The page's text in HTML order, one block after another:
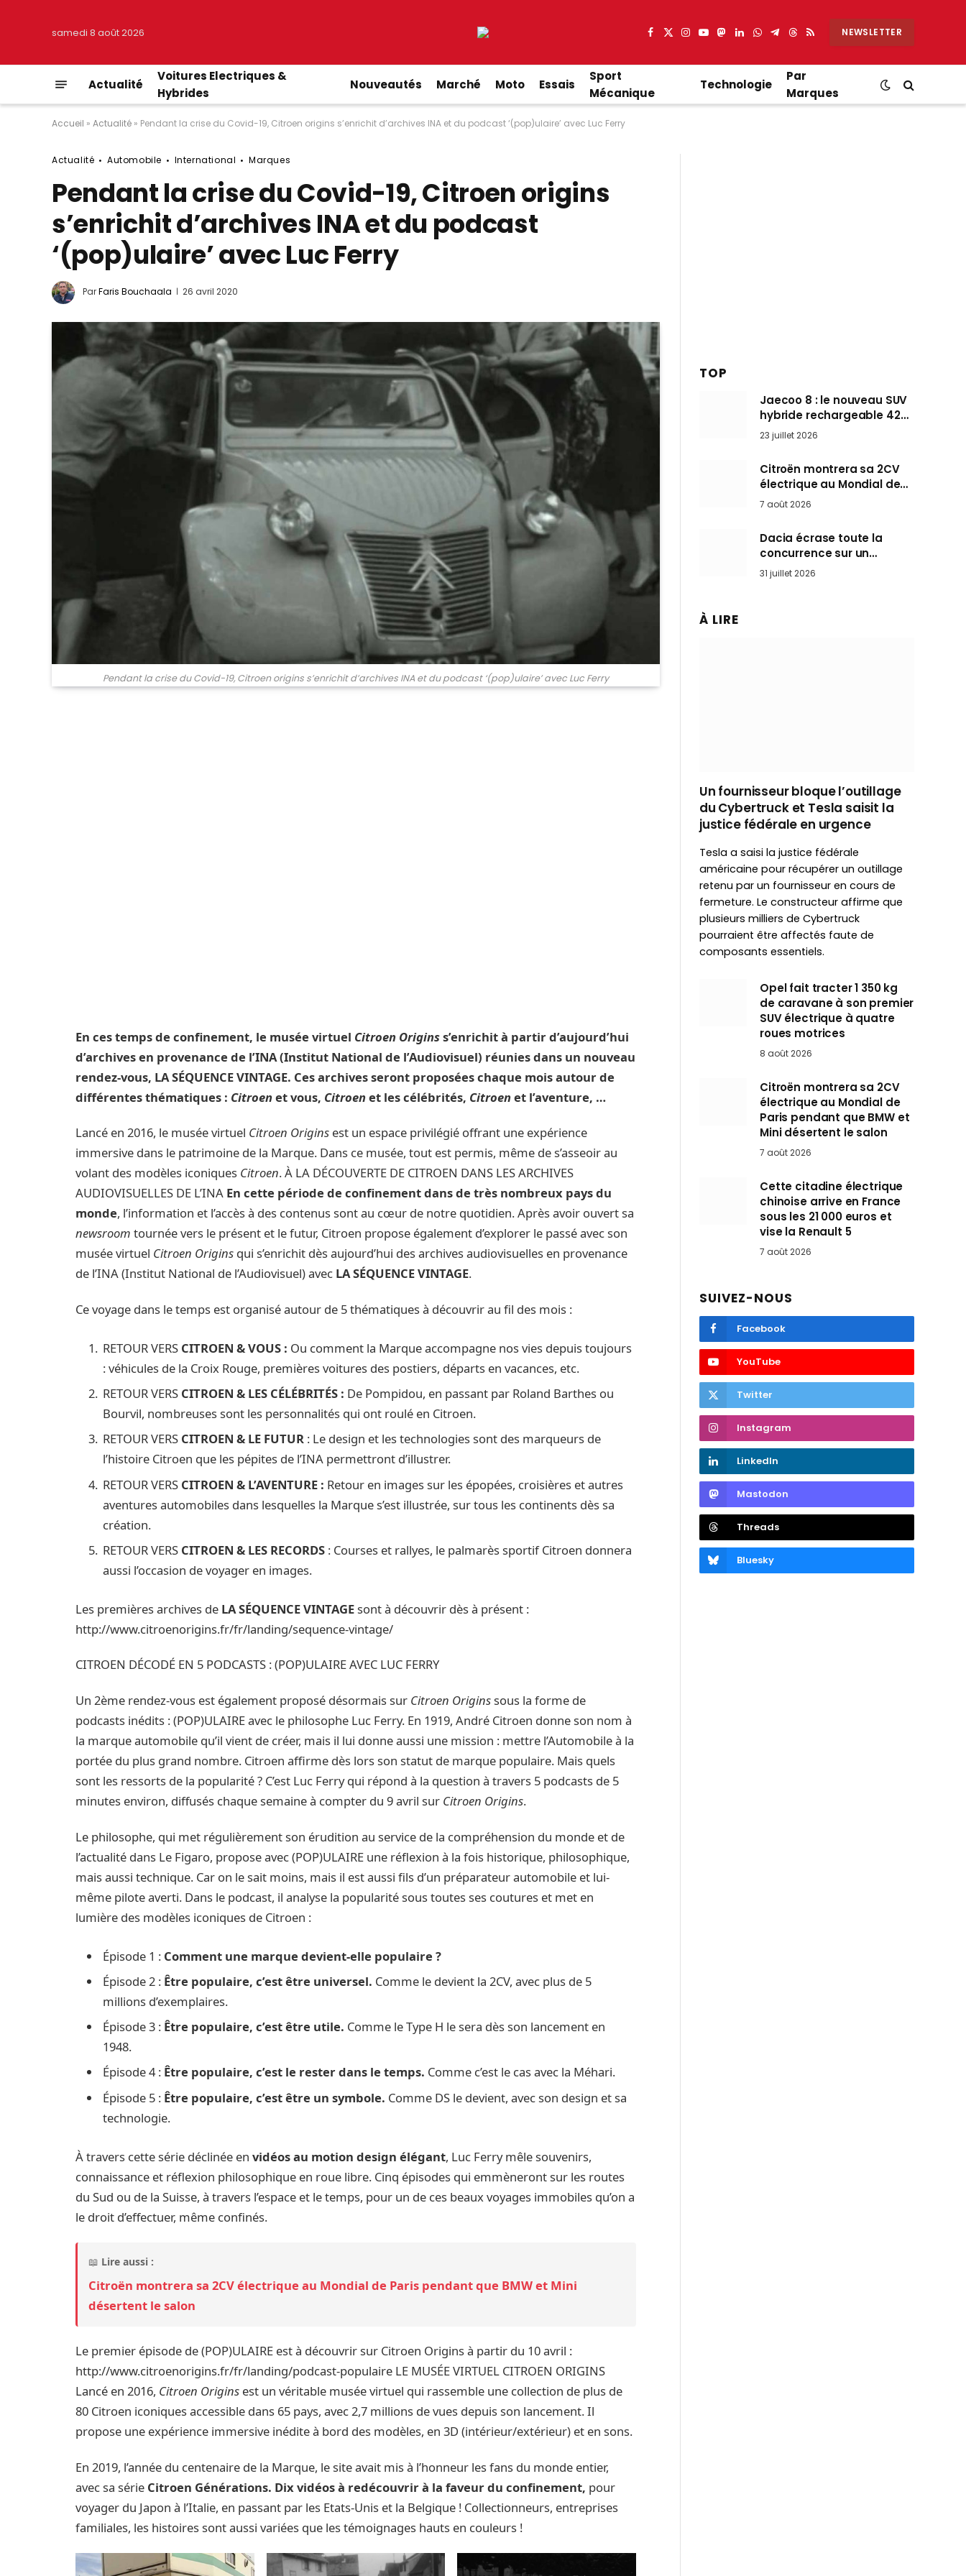
samedi 8 août 2026 Facebook
X
Instagram
YouTube
Mastodon
LinkedIn
WhatsApp
Partager
Telegram
Threads
RSS NEWSLETTER
Actualité
Voitures Electriques &
Hybrides
Nouveautés Marché Moto Essais
Sport
Mécanique
Technologie
Par
Marques
Accueil » Actualité » Pendant la crise du Covid-19, Citroen origins s’enrichit d’archives INA et du podcast ‘(pop)ulaire’ avec Luc Ferry
Actualité Automobile International Marques
Pendant la crise du Covid-19, Citroen origins
s’enrichit d’archives INA et du podcast
‘(pop)ulaire’ avec Luc Ferry
ParFaris Bouchaala 26 avril 2020
Pendant la crise du Covid-19, Citroen origins s’enrichit d’archives INA et du podcast ‘(pop)ulaire’ avec Luc Ferry
En ces temps de confinement, le musée virtuel Citroen Originss’enrichit à partir d’aujourd’hui
d’archives en provenance de l’INA (Institut National de l’Audiovisuel) réunies dans un nouveau
rendez-vous, LA SÉQUENCE VINTAGE. Ces archives seront proposées chaque mois autour de
différentes thématiques : Citroenet vous, Citroenet les célébrités, Citroenet l’aventure, …
Lancé en 2016, le musée virtuel Citroen Origins est un espace privilégié offrant une expérience
immersive dans le patrimoine de la Marque. Dans ce musée, tout est permis, même de s’asseoir au
volant des modèles iconiques Citroen. À LA DÉCOUVERTE DE CITROEN DANS LES ARCHIVES
AUDIOVISUELLES DE L’INA En cette période de confinement dans de très nombreux pays du
monde, l’information et l’accès à des contenus sont au cœur de notre quotidien. Après avoir ouvert sa
newsroomtournée vers le présent et le futur, Citroen propose également d’explorer le passé avec son
musée virtuel Citroen Origins qui s’enrichit dès aujourd’hui des archives audiovisuelles en provenance
de l’INA (Institut National de l’Audiovisuel) avec LA SÉQUENCE VINTAGE.
Ce voyage dans le temps est organisé autour de 5 thématiques à découvrir au fil des mois :
RETOUR VERS CITROEN & VOUS : Ou comment la Marque accompagne nos vies depuis toujours
: véhicules de la Croix Rouge, premières voitures des postiers, départs en vacances, etc.
RETOUR VERS CITROEN & LES CÉLÉBRITÉS : De Pompidou, en passant par Roland Barthes ou
Bourvil, nombreuses sont les personnalités qui ont roulé en Citroen.
RETOUR VERS CITROEN & LE FUTUR : Le design et les technologies sont des marqueurs de
l’histoire Citroen que les pépites de l’INA permettront d’illustrer.
RETOUR VERS CITROEN & L’AVENTURE : Retour en images sur les épopées, croisières et autres
aventures automobiles dans lesquelles la Marque s’est illustrée, sur tous les continents dès sa
création.
RETOUR VERS CITROEN & LES RECORDS : Courses et rallyes, le palmarès sportif Citroen donnera
aussi l’occasion de voyager en images.
Les premières archives de LA SÉQUENCE VINTAGEsont à découvrir dès à présent :
http://www.citroenorigins.fr/fr/landing/sequence-vintage/
CITROEN DÉCODÉ EN 5 PODCASTS : (POP)ULAIRE AVEC LUC FERRY
Un 2ème rendez-vous est également proposé désormais sur Citroen Originssous la forme de
podcasts inédits : (POP)ULAIRE avec le philosophe Luc Ferry. En 1919, André Citroen donne son nom à
la marque automobile qu’il vient de créer, mais il lui donne aussi une mission : mettre l’Automobile à la
portée du plus grand nombre. Citroen affirme dès lors son statut de marque populaire. Mais quels
sont les ressorts de la popularité ? C’est Luc Ferry qui répond à la question à travers 5 podcasts de 5
minutes environ, diffusés chaque semaine à compter du 9 avril sur Citroen Origins.
Le philosophe, qui met régulièrement son érudition au service de la compréhension du monde et de
l’actualité dans Le Figaro, propose avec (POP)ULAIRE une réflexion à la fois historique, philosophique,
mais aussi technique. Car on le sait moins, mais il est aussi fils d’un préparateur automobile et lui-
même pilote averti. Dans le podcast, il analyse la popularité sous toutes ses coutures et met en
lumière des modèles iconiques de Citroen :
Épisode 1 : Comment une marque devient-elle populaire ?
Épisode 2 : Être populaire, c’est être universel. Comme le devient la 2CV, avec plus de 5
millions d’exemplaires.
Épisode 3 : Être populaire, c’est être utile. Comme le Type H le sera dès son lancement en
1948.
Épisode 4 : Être populaire, c’est le rester dans le temps. Comme c’est le cas avec la Méhari.
Épisode 5 : Être populaire, c’est être un symbole. Comme DS le devient, avec son design et sa
technologie.
À travers cette série déclinée envidéos au motion design élégant, Luc Ferry mêle souvenirs,
connaissance et réflexion philosophique en roue libre. Cinq épisodes qui emmèneront sur les routes
du Sud ou de la Suisse, à travers l’espace et le temps, pour un de ces beaux voyages immobiles qu’on a
le droit d’effectuer, même confinés.
📖 Lire aussi :
Citroën montrera sa 2CV électrique au Mondial de Paris pendant que BMW et Mini
désertent le salon
Le premier épisode de (POP)ULAIRE est à découvrir sur Citroen Origins à partir du 10 avril :
http://www.citroenorigins.fr/fr/landing/podcast-populaire LE MUSÉE VIRTUEL CITROEN ORIGINS
Lancé en 2016, Citroen Origins est un véritable musée virtuel qui rassemble une collection de plus de
80 Citroen iconiques accessible dans 65 pays, avec 2,7 millions de vues depuis son lancement. Il
propose une expérience immersive inédite à bord des modèles, en 3D (intérieur/extérieur) et en sons.
En 2019, l’année du centenaire de la Marque, le site avait mis à l’honneur les fans du monde entier,
avec sa série Citroen Générations. Dix vidéos à redécouvrir à la faveur du confinement, pour
voyager du Japon à l’Italie, en passant par les Etats-Unis et la Belgique ! Collectionneurs, entreprises
familiales, les histoires sont aussi variées que les témoignages hauts en couleurs !
TOP
Jaecoo 8 : le nouveau SUV
hybride rechargeable 428
ch qui vise l’Audi Q7 arrive
en Europe cet automne
23 juillet 2026
Citroën montrera sa 2CV
électrique au Mondial de
Paris pendant que BMW et
7 août 2026
Dacia écrase toute la
concurrence sur un
marché où personne ne
l’attendait
31 juillet 2026
À LIRE
Un fournisseur bloque l’outillage
du Cybertruck et Tesla saisit la
justice fédérale en urgence
Tesla a saisi la justice fédérale
américaine pour récupérer un outillage
retenu par un fournisseur en cours de
fermeture. Le constructeur affirme que
plusieurs milliers de Cybertruck
pourraient être affectés faute de
composants essentiels.
Opel fait tracter 1 350 kg
de caravane à son premier
SUV électrique à quatre
roues motrices
8 août 2026
Citroën montrera sa 2CV
électrique au Mondial de
Paris pendant que BMW et
Mini désertent le salon
7 août 2026
Cette citadine électrique
chinoise arrive en France
sous les 21 000 euros et
vise la Renault 5
7 août 2026
SUIVEZ-NOUS
Facebook
YouTube
Twitter
Instagram
LinkedIn
Mastodon
Threads
Bluesky